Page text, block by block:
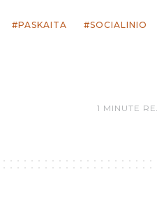
PASKAITA
SOCIALINIO
1 MINUTE